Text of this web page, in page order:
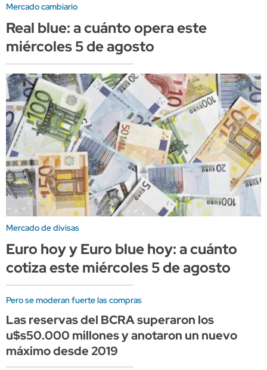
Mercado cambiario
Real blue: a cuánto opera este
miércoles 5 de agosto
Mercado de divisas
Euro hoy y Euro blue hoy: a cuánto
cotiza este miércoles 5 de agosto
Pero se moderan fuerte las compras
Las reservas del BCRA superaron los
u$s50.000 millones y anotaron un nuevo
máximo desde 2019